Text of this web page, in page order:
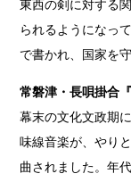
東西の剣に対する
られるようになっ
で書かれ、国家を
常磐津・長唄掛合『
幕末の文化文政期
味線音楽が、やり
曲されました。年